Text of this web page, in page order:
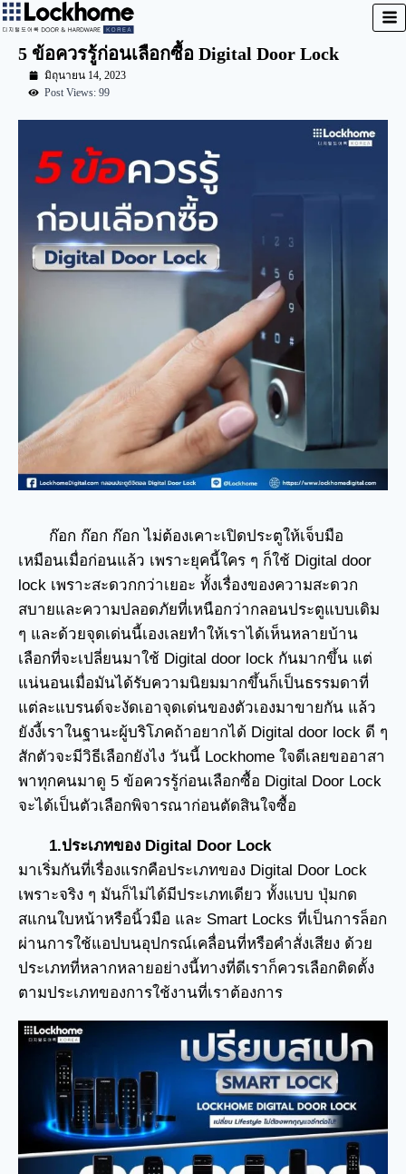
5 ข้อควรรู้ก่อนเลือกซื้อ Digital Door Lock
มิถุนายน 14, 2023
Post Views: 99
ก๊อก ก๊อก ก๊อก ไม่ต้องเคาะเปิดประตูให้เจ็บมือ
เหมือนเมื่อก่อนแล้ว เพราะยุคนี้ใคร ๆ ก็ใช้ Digital door
lock เพราะสะดวกกว่าเยอะ ทั้งเรื่องของความสะดวก
สบายและความปลอดภัยที่เหนือกว่ากลอนประตูแบบเดิม
ๆ และด้วยจุดเด่นนี้เองเลยทำให้เราได้เห็นหลายบ้าน
เลือกที่จะเปลี่ยนมาใช้ Digital door lock กันมากขึ้น แต่
แน่นอนเมื่อมันได้รับความนิยมมากขึ้นก็เป็นธรรมดาที่
แต่ละแบรนด์จะงัดเอาจุดเด่นของตัวเองมาขายกัน แล้ว
ยังงี้เราในฐานะผู้บริโภคถ้าอยากได้ Digital door lock ดี ๆ
สักตัวจะมีวิธีเลือกยังไง วันนี้ Lockhome ใจดีเลยขออาสา
พาทุกคนมาดู 5 ข้อควรรู้ก่อนเลือกซื้อ Digital Door Lock
จะได้เป็นตัวเลือกพิจารณาก่อนตัดสินใจซื้อ
1.ประเภทของ Digital Door Lock
มาเริ่มกันที่เรื่องแรกคือประเภทของ Digital Door Lock
เพราะจริง ๆ มันก็ไม่ได้มีประเภทเดียว ทั้งแบบ ปุ่มกด
สแกนใบหน้าหรือนิ้วมือ และ Smart Locks ที่เป็นการล็อก
ผ่านการใช้แอปบนอุปกรณ์เคลื่อนที่หรือคำสั่งเสียง ด้วย
ประเภทที่หลากหลายอย่างนี้ทางที่ดีเราก็ควรเลือกติดตั้ง
ตามประเภทของการใช้งานที่เราต้องการ